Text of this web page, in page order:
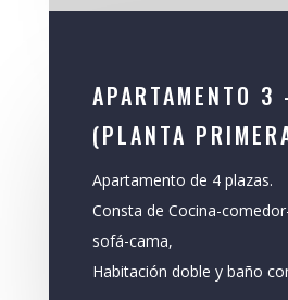
APARTAMENTO 3
(PLANTA
Apartamento de 4 plazas.
Consta de Cocina-
sofá-cama,
Habitación doble y baño